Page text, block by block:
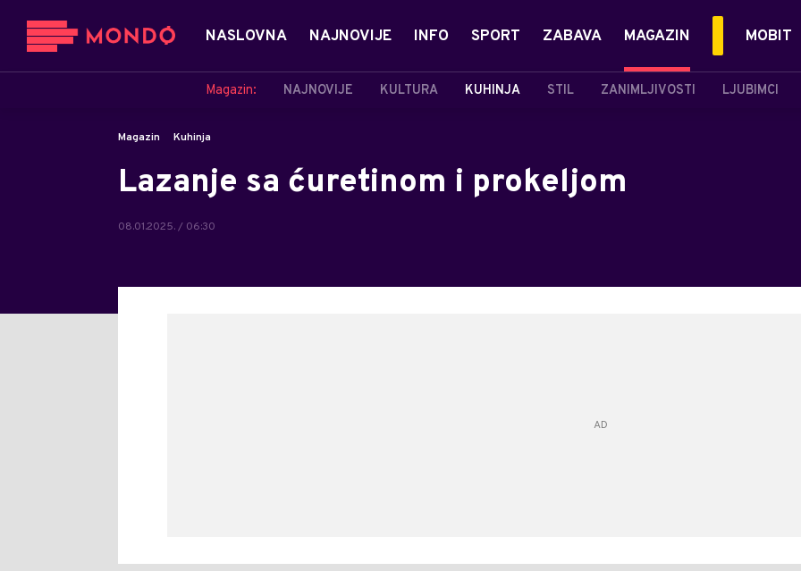
NASLOVNA NAJNOVIJE INFO SPORT ZABAVA MAGAZIN
Magazin: NAJNOVIJE KULTURA KUHINJA STIL ZANIMLJIVOSTI LJUBIMCI
MOBIT
Magazin Kuhinja
Lazanje sa ćuretinom i prokeljom
08.01.2025. / 06:30